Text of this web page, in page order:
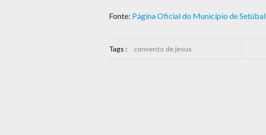
Fonte: Página Oficial do Município de Setúbal
Tags : convento de jesus